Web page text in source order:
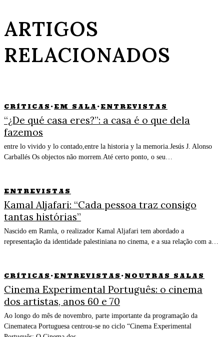
ARTIGOS
RELACIONADOS
CRÍTICAS · EM SALA · ENTREVISTAS
“¿De qué casa eres?”: a casa é o que dela
fazemos
entre lo vivido y lo contado,entre la historia y la memoria.Jesús J. Alonso
Carballés Os objectos não morrem.Até certo ponto, o seu…
ENTREVISTAS
Kamal Aljafari: “Cada pessoa traz consigo
tantas histórias”
Nascido em Ramla, o realizador Kamal Aljafari tem abordado a
representação da identidade palestiniana no cinema, e a sua relação com a…
CRÍTICAS · ENTREVISTAS · NOUTRAS SALAS
Cinema Experimental Português: o cinema
dos artistas, anos 60 e 70
Ao longo do mês de novembro, parte importante da programação da
Cinemateca Portuguesa centrou-se no ciclo “Cinema Experimental